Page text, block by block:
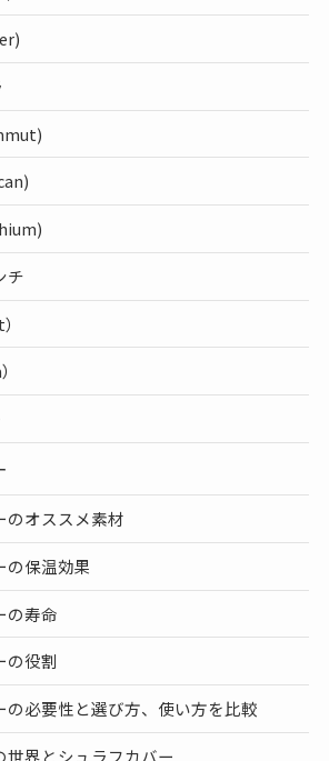
チ
のオススメ素材
の保温効果
の寿命
の役割
の必要性と選び方、使い方を比較
界とシュラフカバー